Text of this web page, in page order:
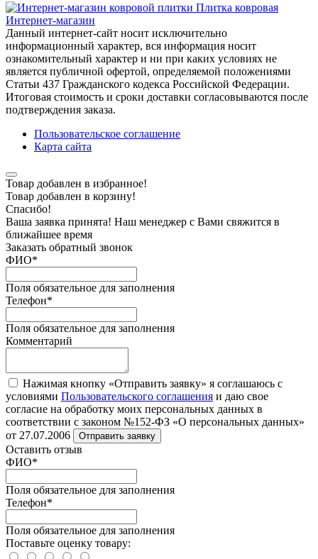
Плитка ковровая
Интернет-магазин
Данный интернет-сайт носит исключительно
информационный характер, вся информация носит
ознакомительный характер и ни при каких условиях не
является публичной офертой, определяемой положениями
Статьи 437 Гражданского кодекса Российской Федерации.
Итоговая стоимость и сроки доставки согласовываются после
подтверждения заказа.
Пользовательское соглашение
Карта сайта
Товар добавлен в избранное!
Товар добавлен в корзину!
Спасибо!
Ваша заявка принята! Наш менеджер с Вами свяжится в
ближайшее время
Заказать обратный звонок
ФИО*
Поля обязательное для заполнения
Телефон*
Поля обязательное для заполнения
Комментарий
Нажимая кнопку «Отправить заявку» я соглашаюсь с
условиями Пользовательского соглашения и даю свое
согласие на обработку моих персональных данных в
соответствии с законом №152-ФЗ «О персональных данных»
от 27.07.2006
Отправить заявку
Оставить отзыв
ФИО*
Поля обязательное для заполнения
Телефон*
Поля обязательное для заполнения
Поставьте оценку товару: